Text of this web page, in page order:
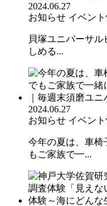
2024.06.27
お知らせ イベン
貝塚ユニバーサ
しめる...
2024.06.27
お知らせ イベン
今年の夏は、車椅
もご家族で一...